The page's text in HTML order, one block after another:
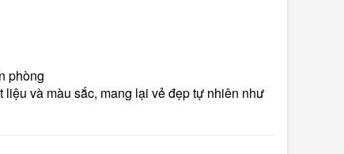
phòng
và màu sắc, mang lại vẻ đẹp tự nhiên như